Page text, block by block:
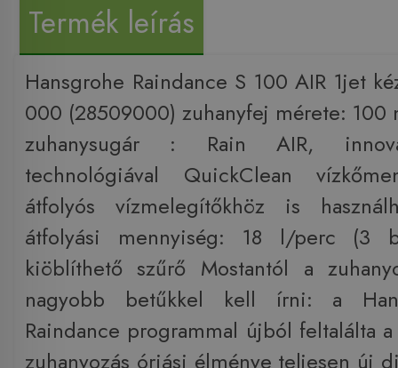
Termék leírás
Hansgrohe Raindance S 100 AIR 1jet
000 (28509000) zuhanyfej mérete: 100
zuhanysugár : Rain AIR,
technológiával QuickClean
átfolyós vízmelegítőkhöz is
átfolyási mennyiség: 18 l/perc (3
kiöblíthető szűrő Mostantól a
nagyobb betűkkel kell írni: a
Raindance programmal újból feltalálta
zuhanyozás óriási élménye teljesen új